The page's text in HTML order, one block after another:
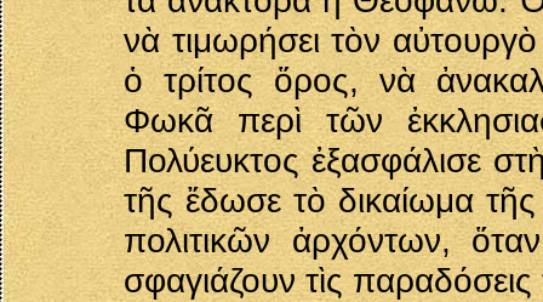
νὰ τιμωρήσει τὸν
ὁ τρίτος ὅρος, νὰ
Φωκᾶ περὶ τῶν
Πολύευκτος ἐξασφάλισε
τῆς ἔδωσε τὸ δικαίωμα
πολιτικῶν ἀρχόντων,
σφαγιάζουν τὶς